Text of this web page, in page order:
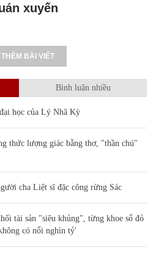
xuyến
THÊM BÀI VIẾT
Bình luận nhiều
học của Lý Nhã Kỳ
thức lượng giác bằng thơ, "thần chú"
cha Liệt sĩ đặc công rừng Sác
tài sản "siêu khủng", từng khoe sổ đỏ
có nổi nghìn tỷ'